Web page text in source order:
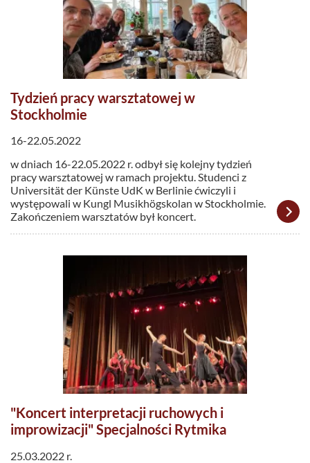
Tydzień pracy warsztatowej w
Stockholmie
16-22.05.2022
w dniach 16-22.05.2022 r. odbył się kolejny tydzień
pracy warsztatowej w ramach projektu. Studenci z
Universität der Künste UdK w Berlinie ćwiczyli i
występowali w Kungl Musikhögskolan w Stockholmie.
Zakończeniem warsztatów był koncert.
"Koncert interpretacji ruchowych i
improwizacji" Specjalności Rytmika
25.03.2022 r.